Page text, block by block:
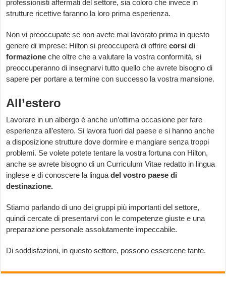
professionisti affermati del settore, sia coloro che invece in
strutture ricettive faranno la loro prima esperienza.
Non vi preoccupate se non avete mai lavorato prima in questo
genere di imprese: Hilton si preoccuperà di offrirecorsi di
formazioneche oltre che a valutare la vostra conformità, si
preoccuperanno di insegnarvi tutto quello che avrete bisogno di
sapere per portare a termine con successo la vostra mansione.
All’estero
Lavorare in un albergo è anche un’ottima occasione per fare
esperienza all’estero. Si lavora fuori dal paese e si hanno anche
a disposizione strutture dove dormire e mangiare senza troppi
problemi. Se volete potete tentare la vostra fortuna con Hilton,
anche se avrete bisogno di un Curriculum Vitae redatto in lingua
inglese e di conoscere la linguadel vostro paese di
destinazione.
Stiamo parlando di uno dei gruppi più importanti del settore,
quindi cercate di presentarvi con le competenze giuste e una
preparazione personale assolutamente impeccabile.
Di soddisfazioni, in questo settore, possono essercene tante.